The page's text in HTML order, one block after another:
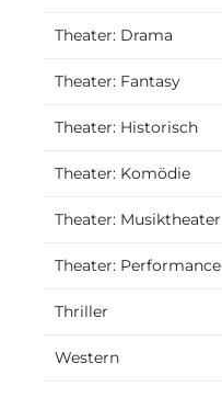
Theater: Drama
Theater: Fantasy
Theater: Historisch
Theater: Komödie
Theater: Musiktheater
Theater: Performance
Thriller
Western